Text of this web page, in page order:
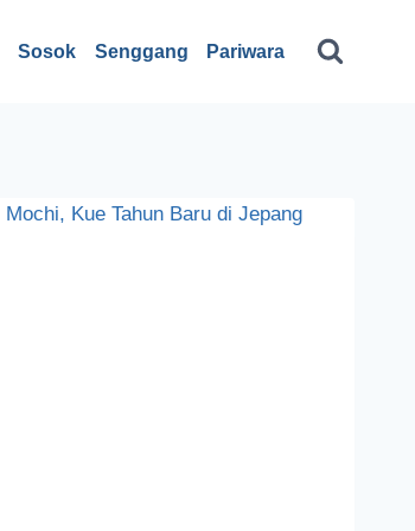
Sosok Senggang Pariwara